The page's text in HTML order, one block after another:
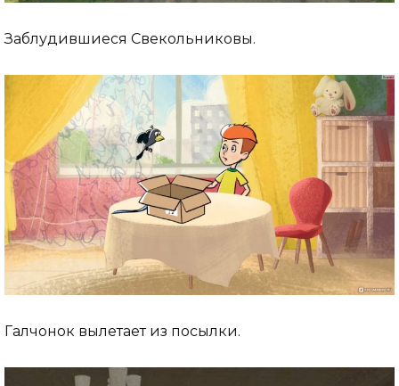
Заблудившиеся Свекольниковы.
Галчонок вылетает из посылки.